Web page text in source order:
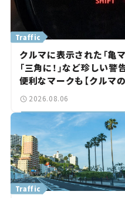
クルマに表示された「亀
「三角に！」など珍しい
便利なマークも【クルマの
Traffic
2026.08.06
Traffic